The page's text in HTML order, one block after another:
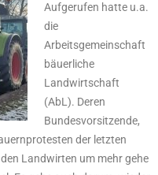
Aufgerufen hatte u.a.
die
Arbeitsgemeinschaft
bäuerliche
Landwirtschaft
(AbL). Deren
Bundesvorsitzende,
der letzten
Landwirten um mehr gehe